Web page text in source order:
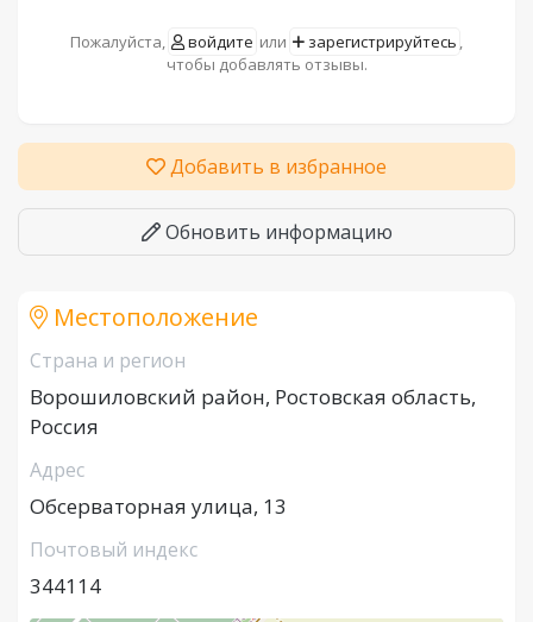
Пожалуйста, войдите или зарегистрируйтесь ,
чтобы добавлять отзывы.
Добавить в избранное
Обновить информацию
Местоположение
Страна и регион
Ворошиловский район, Ростовская область,
Россия
Адрес
Обсерваторная улица, 13
Почтовый индекс
344114